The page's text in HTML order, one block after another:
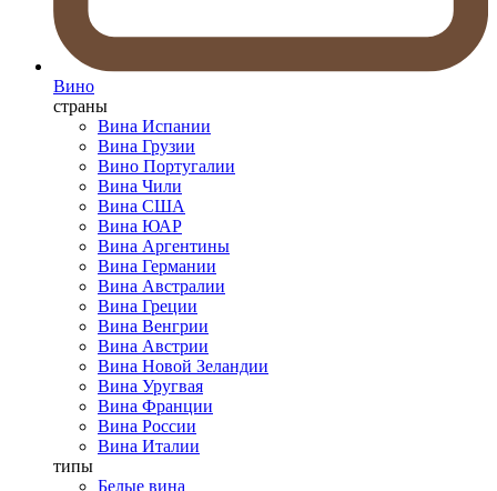
Вино
страны
Вина Испании
Вина Грузии
Вино Португалии
Вина Чили
Вина США
Вина ЮАР
Вина Аргентины
Вина Германии
Вина Австралии
Вина Греции
Вина Венгрии
Вина Австрии
Вина Новой Зеландии
Вина Уругвая
Вина Франции
Вина России
Вина Италии
типы
Белые вина